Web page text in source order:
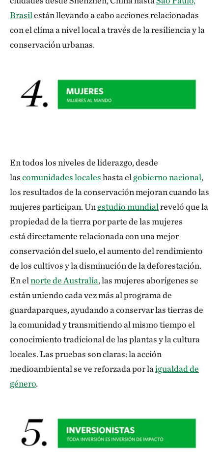
Brasilestán llevando a cabo acciones relacionadas
con el clima a nivel local a través de la resiliencia y la
conservación urbanas.
En todos los niveles de liderazgo, desde
lascomunidades localeshasta el gobierno nacional,
los resultados de la conservación mejoran cuando las
mujeres participan. Unestudio mundialreveló que la
propiedad de la tierra por parte de las mujeres
está directamente relacionada con una mejor
conservación del suelo, el aumento del rendimiento
de los cultivos y la disminución de la deforestación.
En elnorte de Australia, las mujeres aborígenes se
están uniendo cada vez más al programa de
guardaparques, ayudando a conservar las tierras de
la comunidad y transmitiendo al mismo tiempo el
conocimiento tradicional de las plantas y la cultura
locales. Las pruebas son claras: la acción
medioambiental se ve reforzada por laigualdad de
género.